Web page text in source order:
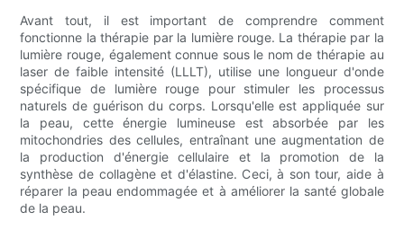
Avant tout, il est important de comprendre comment
fonctionne la thérapie par la lumière rouge. La thérapie par la
lumière rouge, également connue sous le nom de thérapie au
laser de faible intensité (LLLT), utilise une longueur d'onde
spécifique de lumière rouge pour stimuler les processus
naturels de guérison du corps. Lorsqu'elle est appliquée sur
la peau, cette énergie lumineuse est absorbée par les
mitochondries des cellules, entraînant une augmentation de
la production d'énergie cellulaire et la promotion de la
synthèse de collagène et d'élastine. Ceci, à son tour, aide à
réparer la peau endommagée et à améliorer la santé globale
de la peau.